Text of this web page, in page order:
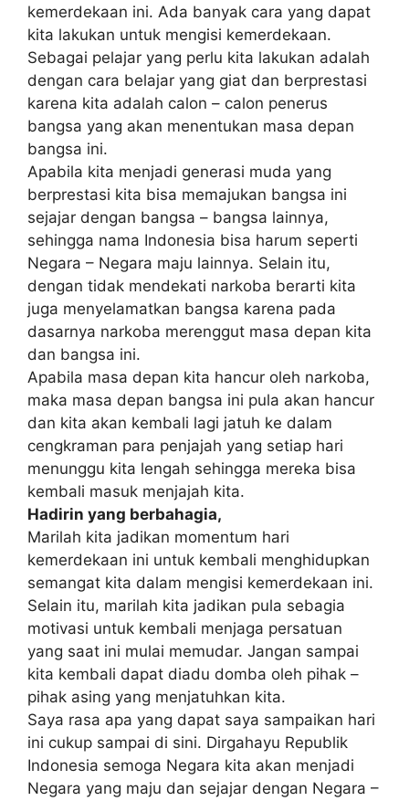
kemerdekaan ini. Ada banyak cara yang dapat
kita lakukan untuk mengisi kemerdekaan.
Sebagai pelajar yang perlu kita lakukan adalah
dengan cara belajar yang giat dan berprestasi
karena kita adalah calon – calon penerus
bangsa yang akan menentukan masa depan
bangsa ini.
Apabila kita menjadi generasi muda yang
berprestasi kita bisa memajukan bangsa ini
sejajar dengan bangsa – bangsa lainnya,
sehingga nama Indonesia bisa harum seperti
Negara – Negara maju lainnya. Selain itu,
dengan tidak mendekati narkoba berarti kita
juga menyelamatkan bangsa karena pada
dasarnya narkoba merenggut masa depan kita
dan bangsa ini.
Apabila masa depan kita hancur oleh narkoba,
maka masa depan bangsa ini pula akan hancur
dan kita akan kembali lagi jatuh ke dalam
cengkraman para penjajah yang setiap hari
menunggu kita lengah sehingga mereka bisa
kembali masuk menjajah kita.
Hadirin yang berbahagia,
Marilah kita jadikan momentum hari
kemerdekaan ini untuk kembali menghidupkan
semangat kita dalam mengisi kemerdekaan ini.
Selain itu, marilah kita jadikan pula sebagia
motivasi untuk kembali menjaga persatuan
yang saat ini mulai memudar. Jangan sampai
kita kembali dapat diadu domba oleh pihak –
pihak asing yang menjatuhkan kita.
Saya rasa apa yang dapat saya sampaikan hari
ini cukup sampai di sini. Dirgahayu Republik
Indonesia semoga Negara kita akan menjadi
Negara yang maju dan sejajar dengan Negara –